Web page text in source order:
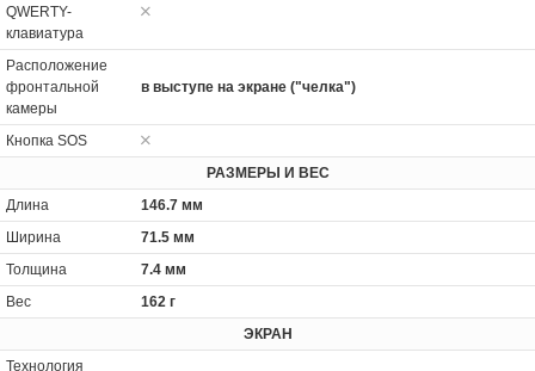
QWERTY-
клавиатура
Расположение
фронтальной
камеры
в выступе на экране ("челка")
Кнопка SOS
РАЗМЕРЫ И ВЕС
Длина
146.7 мм
Ширина
71.5 мм
Толщина
7.4 мм
Вес
162 г
ЭКРАН
Технология